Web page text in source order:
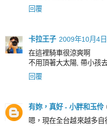
回覆
卡拉王子 2009年10月4
在這裡騎車很涼爽啊
不用頂著大太陽, 帶小孩
回覆
有妳，真好 - 小胖和玉伶
嗯，現在全台越來越多